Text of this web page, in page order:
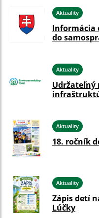
Aktuality
Informácia
do
Aktuality
Udržateľný
Aktuality
18. ročník
Aktuality
Zápis detí
Lúčky